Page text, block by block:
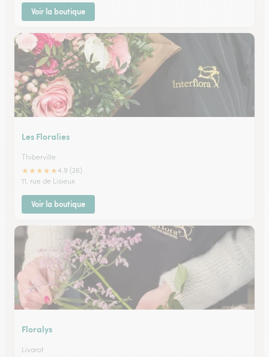
Voir la boutique
Les Floralies
Thiberville
★★★★★4.9 (26)
11, rue de Lisieux
Voir la boutique
Floralys
Livarot